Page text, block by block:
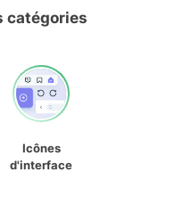
catégories
Icônes
d'interface